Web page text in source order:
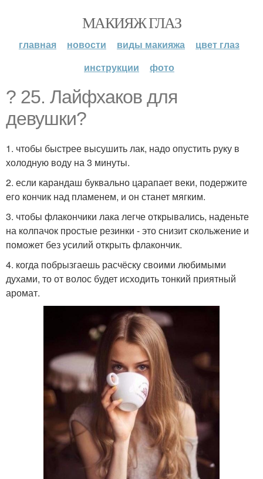
МАКИЯЖ ГЛАЗ
главная новости виды макияжа
цвет глаз
инструкции
фото
? 25. Лайфхаков для
девушки?
1. чтобы быстрее высушить лак, надо опустить руку в
холодную воду на 3 минуты.
2. если карандаш буквально царапает веки, подержите
его кончик над пламенем, и он станет мягким.
3. чтобы флакончики лака легче открывались, наденьте
на колпачок простые резинки - это снизит скольжение и
поможет без усилий открыть флакончик.
4. когда побрызгаешь расчёску своими любимыми
духами, то от волос будет исходить тонкий приятный
аромат.